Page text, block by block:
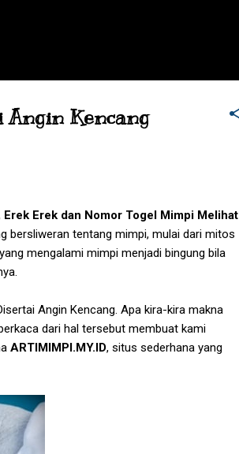
Kencang
Erek Erek dan Nomor Togel Mimpi Melihat
bersliweran tentang mimpi, mulai dari mitos
mengalami mimpi menjadi bingung bila
Angin Kencang . Apa kira-kira makna
dari hal tersebut membuat kami
ARTIMIMPI.MY.ID, situs sederhana yang